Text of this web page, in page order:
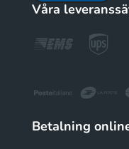
Våra
Betalning